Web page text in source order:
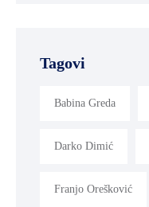
Tagovi
Babina Greda
Darko Dimić
Franjo Orešković